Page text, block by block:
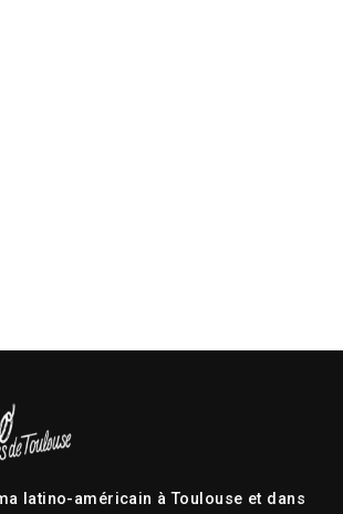
latino-américain à Toulouse et dans